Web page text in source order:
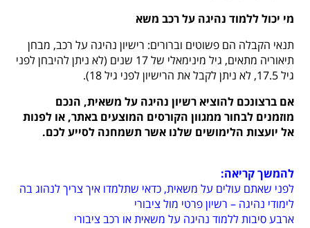
מי יכול ללמוד נהיגה על רכב משא
תנאי הקבלה הם פשוטים וברורים: רישיון נהיגה על רכב, מבחן
תיאוריה מתאים, גיל מינימאלי של 17 שנים (לא ניתן להיבחן לפני
גיל 17.5, לא ניתן לקבל את הרישיון לפני גיל 18).
אם ברצונכם להוציא רשיון נהיגה על משאית, הנכם
מוזמנים לבחור ממגוון הקורסים המוצעים באתר, או לפנות
אל יועצות הלימושים שלנו אשר תשמחנה לסייע לכם.
להמשך קריאה:
לפני שאתם עולים על משאית, כדאי שתלמדו איך צריך לנהוג בה
לימודי נהיגה – רשיון פרטי מול ציבורי
ארבע סיבות ללמוד נהיגה על משאית או רכב ציבורי